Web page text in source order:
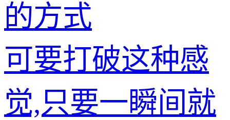
的方式
可要打破这种感
觉,只要一瞬间就